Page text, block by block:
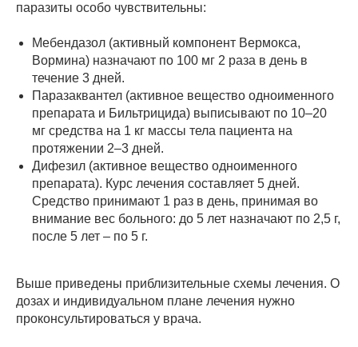
паразиты особо чувствительны:
Мебендазол (активный компонент Вермокса,
Вормина) назначают по 100 мг 2 раза в день в
течение 3 дней.
Паразаквантел (активное вещество одноименного
препарата и Бильтрицида) выписывают по 10–20
мг средства на 1 кг массы тела пациента на
протяжении 2–3 дней.
Дифезил (активное вещество одноименного
препарата). Курс лечения составляет 5 дней.
Средство принимают 1 раз в день, принимая во
внимание вес больного: до 5 лет назначают по 2,5 г,
после 5 лет – по 5 г.
Выше приведены приблизительные схемы лечения. О
дозах и индивидуальном плане лечения нужно
проконсультироваться у врача.